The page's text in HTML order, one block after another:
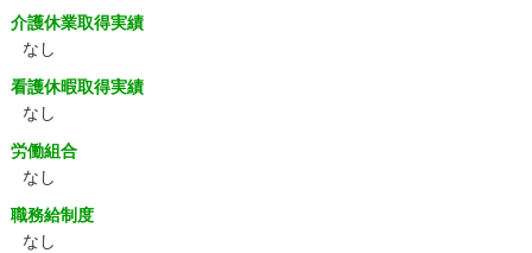
介護休業取得実績
なし
看護休暇取得実績
なし
労働組合
なし
職務給制度
なし